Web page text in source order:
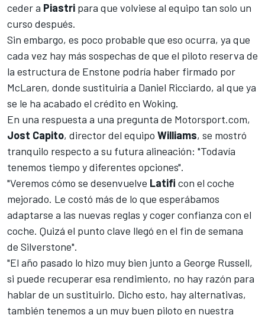
ceder a Piastri para que volviese al equipo tan solo un
curso después.
Sin embargo, es poco probable que eso ocurra, ya que
cada vez hay más sospechas de que el piloto reserva de
la estructura de Enstone podría haber firmado por
McLaren, donde sustituiría a Daniel Ricciardo, al que ya
se le ha acabado el crédito en Woking.
En una respuesta a una pregunta de Motorsport.com,
Jost Capito, director del equipo Williams, se mostró
tranquilo respecto a su futura alineación: "Todavía
tenemos tiempo y diferentes opciones".
"Veremos cómo se desenvuelve Latifi con el coche
mejorado. Le costó más de lo que esperábamos
adaptarse a las nuevas reglas y coger confianza con el
coche. Quizá el punto clave llegó en el fin de semana
de Silverstone".
"El año pasado lo hizo muy bien junto a George Russell,
si puede recuperar esa rendimiento, no hay razón para
hablar de un sustituirlo. Dicho esto, hay alternativas,
también tenemos a un muy buen piloto en nuestra